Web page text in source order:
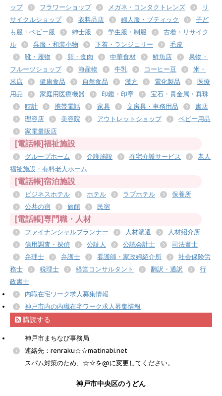
ップ
フラワーショップ メガネ・コンタクトレンズ
リ
サイクルショップ
衣料品店 婦人服・ブティック
子ど
も服・ベビー服
紳士服 学生服・制服
古着・リサイク
ル
呉服・和装小物 下着・ランジェリー
毛皮
靴・履物
卵・食肉 中華食材 鮮魚店
果物・
フルーツショップ
海産物 牛乳 コーヒー豆
米・
米店
健康食品 自然食品 漢方 電化製品
医療
用品
家庭用医療機器 印鑑・印章
宝石・貴金属・真珠
時計
携帯電話 家具 文房具・事務用品
書店
理容店
美容院 アウトレットショップ
ベビー用品
家電量販店
[電話帳]福祉施設
グループホーム 介護施設 在宅介護サービス
老人
福祉施設・有料老人ホーム
[電話帳]宿泊施設
ビジネスホテル ホテル ラブホテル
保養所
公共の宿
旅館 民宿
[電話帳]専門職・人材
ファイナンシャルプランナー 人材派遣
人材紹介所
信用調査・探偵
公証人 公認会計士
司法書士
弁理士
弁護士 看護師・家政婦紹介所
社会保険労
務士
税理士 経営コンサルタント 翻訳・通訳
行
政書士
内職在宅ワーク求人募集情報
神戸市内の内職在宅ワーク求人募集情報
購読する
神戸市まちなび事務局
連絡先：renraku☆☆matinabi.net
スパム対策のため、☆☆を@に変更してください。
神戸市中央区のうどん